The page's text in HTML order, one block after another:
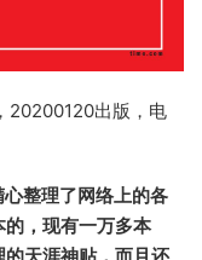
20200120出版，电
整理了网络上的各
，现有一万多本